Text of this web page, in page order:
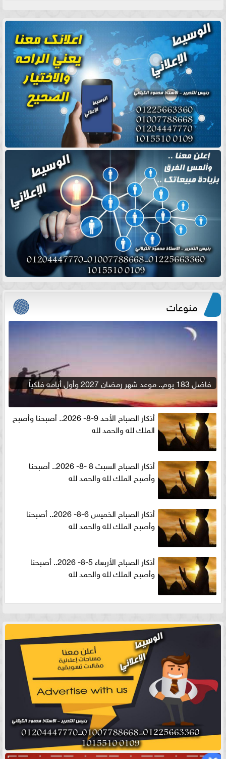
منوعات
فاضل 183 يوم.. موعد شهر رمضان 2027 وأول أيامه فلكياً
أذكار الصباح الأحد 9-8- 2026.. أصبحنا وأصبح
الملك لله والحمد لله
أذكار الصباح السبت 8 -8- 2026.. أصبحنا
وأصبح الملك لله والحمد لله
أذكار الصباح الخميس 6-8- 2026.. أصبحنا
وأصبح الملك لله والحمد لله
أذكار الصباح الأربعاء 5-8- 2026.. أصبحنا
وأصبح الملك لله والحمد لله